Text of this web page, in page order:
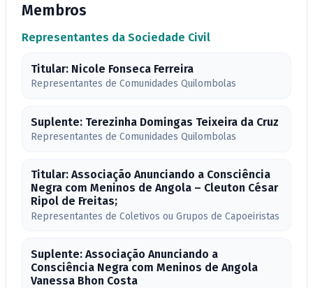
Membros
Representantes da Sociedade Civil
Titular: Nicole Fonseca Ferreira
Representantes de Comunidades Quilombolas
Suplente: Terezinha Domingas Teixeira da Cruz
Representantes de Comunidades Quilombolas
Titular: Associação Anunciando a Consciência
Negra com Meninos de Angola – Cleuton César
Ripol de Freitas;
Representantes de Coletivos ou Grupos de Capoeiristas
Suplente: Associação Anunciando a
Consciência Negra com Meninos de Angola
Vanessa Bhon Costa